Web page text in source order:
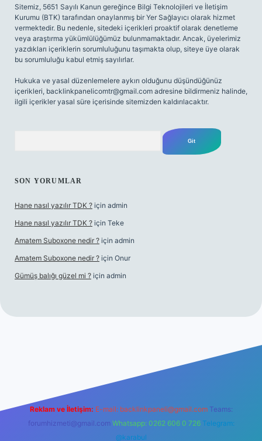
Sitemiz, 5651 Sayılı Kanun gereğince Bilgi Teknolojileri ve İletişim
Kurumu (BTK) tarafından onaylanmış bir Yer Sağlayıcı olarak hizmet
vermektedir. Bu nedenle, sitedeki içerikleri proaktif olarak denetleme
veya araştırma yükümlülüğümüz bulunmamaktadır. Ancak, üyelerimiz
yazdıkları içeriklerin sorumluluğunu taşımakta olup, siteye üye olarak
bu sorumluluğu kabul etmiş sayılırlar.
Hukuka ve yasal düzenlemelere aykırı olduğunu düşündüğünüz
içerikleri, backlinkpanelicomtr@gmail.com adresine bildirmeniz halinde,
ilgili içerikler yasal süre içerisinde sitemizden kaldırılacaktır.
SON YORUMLAR
Hane nasıl yazılır TDK ? için admin
Hane nasıl yazılır TDK ? için Teke
Amatem Suboxone nedir ? için admin
Amatem Suboxone nedir ? için Onur
Gümüş balığı güzel mi ? için admin
Reklam ve İletişim: E-mail: backlinkpaneli@gmail.com Teams:
forumhizmeti@gmail.com Whatsapp: 0262 606 0 726 Telegram:
@karabul